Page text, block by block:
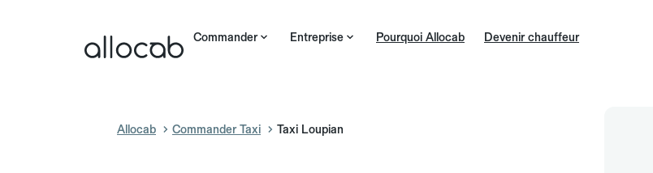
Commander Entreprise Pourquoi Allocab Devenir chauffeur
Allocab Commander Taxi Taxi Loupian